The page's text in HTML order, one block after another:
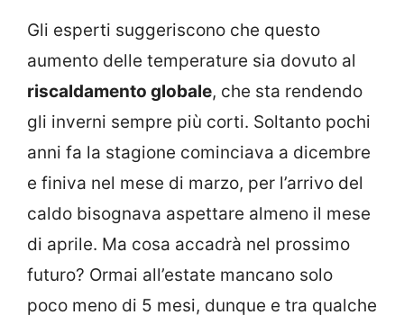
Gli esperti suggeriscono che questo
aumento delle temperature sia dovuto al
riscaldamento globale, che sta rendendo
gli inverni sempre più corti. Soltanto pochi
anni fa la stagione cominciava a dicembre
e finiva nel mese di marzo, per l’arrivo del
caldo bisognava aspettare almeno il mese
di aprile. Ma cosa accadrà nel prossimo
futuro? Ormai all’estate mancano solo
poco meno di 5 mesi, dunque e tra qualche